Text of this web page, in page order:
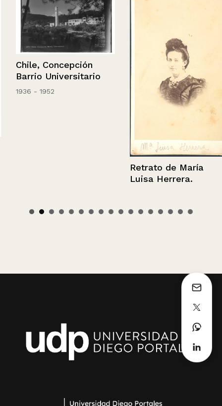
Chile, Concepción
Barrio Universitario
1936 - 1952
Retrato de María
Luisa Herrera.